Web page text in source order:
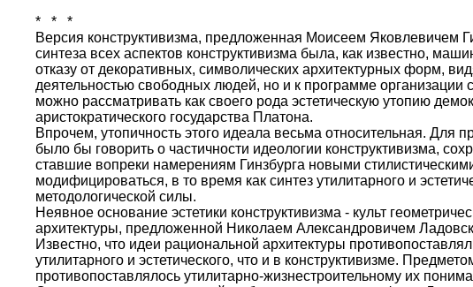
* * *
Версия конструктивизма, предложенная Моисеем Яковлевичем
синтеза всех аспектов конструктивизма была, как известно,
отказу от декоративных, символических архитектурных форм,
деятельностью свободных людей, но и к программе организации
можно рассматривать как своего рода эстетическую утопию
аристократического государства Платона.
Впрочем, утопичность этого идеала весьма относительная.
было бы говорить о частичности идеологии конструктивизма,
ставшие вопреки намерениям Гинзбурга новыми
модифицироваться, в то время как синтез утилитарного и
методологической силы.
Неявное основание эстетики конструктивизма - культ
архитектуры, предложенной Николаем Александровичем
Известно, что идеи рациональной архитектуры
утилитарного и эстетического, что и в конструктивизме.
противопоставлялось утилитарно-жизнестроительному их